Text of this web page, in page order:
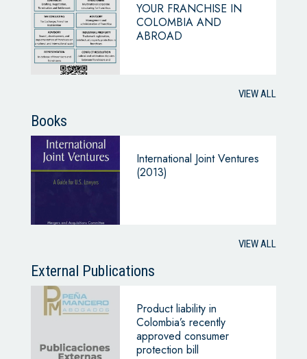
YOUR FRANCHISE IN
COLOMBIA AND
ABROAD
VIEW ALL
Books
International Joint Ventures
(2013)
VIEW ALL
External Publications
Product liability in
Colombia’s recently
approved consumer
protection bill